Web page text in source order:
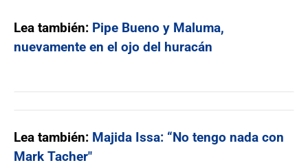
Lea también: Pipe Bueno y Maluma,
nuevamente en el ojo del huracán
Lea también: Majida Issa: “No tengo nada con
Mark Tacher"